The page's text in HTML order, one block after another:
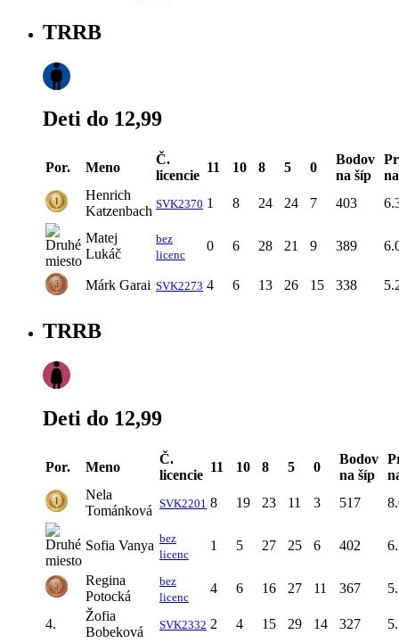
TRRB
Deti do 12,99
Por. Meno
Č.
licencie
11 10 8 5 0
Bodov
na šíp
Henrich
Katzenbach SVK2370 1 8 24 24 7 403
Matej
Lukáč
bez
licenc
0 6 28 21 9 389
Márk Garai SVK2273 4 6 13 26 15 338
TRRB
Deti do 12,99
Por. Meno
Č.
licencie
11 10 8 5 0
Bodov
na šíp
Nela
Tománková SVK2201 8 19 23 11 3 517
Sofia Vanya bez
licenc
1 5 27 25 6 402
Regina
Potocká
bez
licenc
4 6 16 27 11 367
4.
Žofia
Bobeková
SVK2332 2 4 15 29 14 327